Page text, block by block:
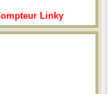
Linky